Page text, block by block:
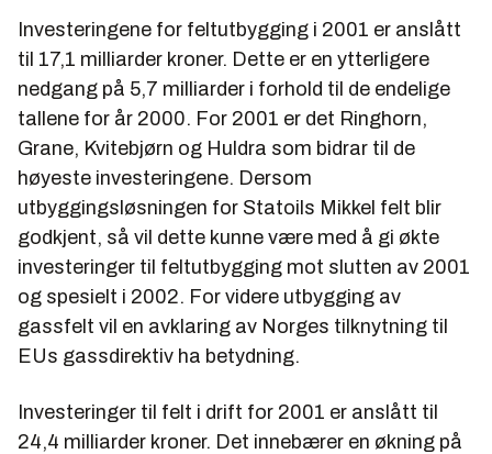
Investeringene for feltutbygging i 2001 er anslått
til 17,1 milliarder kroner. Dette er en ytterligere
nedgang på 5,7 milliarder i forhold til de endelige
tallene for år 2000. For 2001 er det Ringhorn,
Grane, Kvitebjørn og Huldra som bidrar til de
høyeste investeringene. Dersom
utbyggingsløsningen for Statoils Mikkel felt blir
godkjent, så vil dette kunne være med å gi økte
investeringer til feltutbygging mot slutten av 2001
og spesielt i 2002. For videre utbygging av
gassfelt vil en avklaring av Norges tilknytning til
EUs gassdirektiv ha betydning.
Investeringer til felt i drift for 2001 er anslått til
24,4 milliarder kroner. Det innebærer en økning på